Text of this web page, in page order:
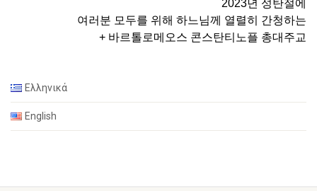
2023년 성탄절에
여러분 모두를 위해 하느님께 열렬히 간청하는
+ 바르톨로메오스 콘스탄티노플 총대주교
Ελληνικά
English